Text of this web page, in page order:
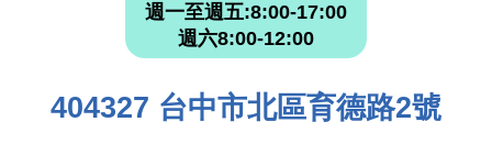
週一至週五:8:00-17:00
週六8:00-12:00
404327 台中市北區育德路2號